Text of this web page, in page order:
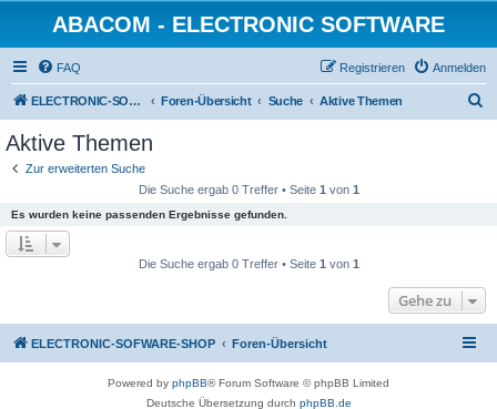
ABACOM - ELECTRONIC SOFTWARE
FAQ Anmelden
Registrieren
ELECTRONIC-SOFWARE-SHOP Foren-Übersicht Suche Aktive Themen
Aktive Themen
Zur erweiterten Suche
Die Suche ergab 0 Treffer • Seite 1 von 1
Es wurden keine passenden Ergebnisse gefunden.
Die Suche ergab 0 Treffer • Seite 1 von 1
Gehe zu
ELECTRONIC-SOFWARE-SHOP Foren-Übersicht
Powered by phpBB® Forum Software © phpBB Limited
Deutsche Übersetzung durch phpBB.de